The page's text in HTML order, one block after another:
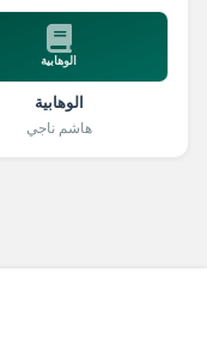
الوهابية
الوهابية
هاشم ناجي